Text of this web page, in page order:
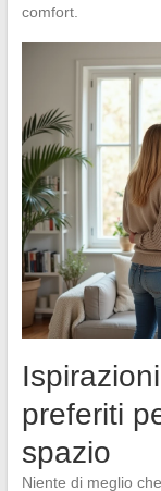
comfort.
preferiti
spazio
Niente di meglio